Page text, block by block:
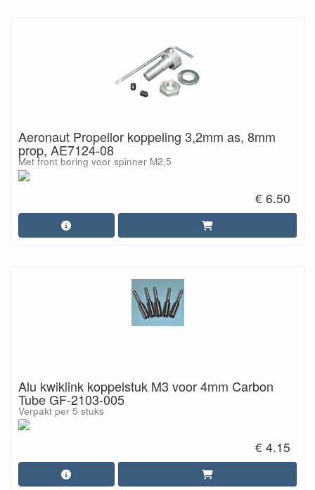
Aeronaut Propellor koppeling 3,2mm as, 8mm
prop, AE7124-08
Met front boring voor spinner M2,5
€ 6.50
Alu kwiklink koppelstuk M3 voor 4mm Carbon
Tube GF-2103-005
Verpakt per 5 stuks
€ 4.15